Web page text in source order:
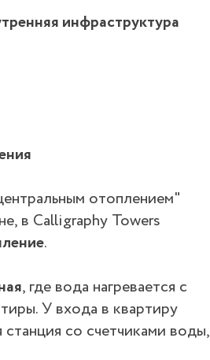
инфраструктура
отоплением"
в Calligraphy Towers
.
, где вода нагревается с
У входа в квартиру
со счетчиками воды,